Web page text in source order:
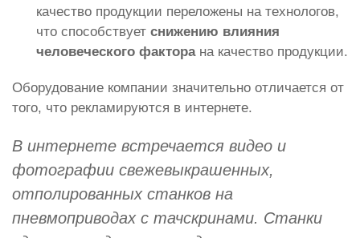
качество продукции переложены на технологов,
что способствует снижению влияния
человеческого факторана качество продукции.
Оборудование компании значительно отличается от
того, что рекламируются в интернете.
В интернете встречается видео и
фотографии свежевыкрашенных,
отполированных станков на
пневмоприводах с тачскринами. Станки